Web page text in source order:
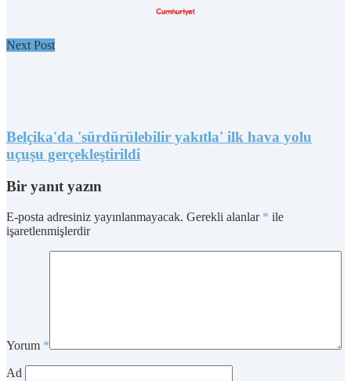
Next Post
Belçika'da 'sürdürülebilir yakıtla' ilk hava yolu
uçuşu gerçekleştirildi
Bir yanıt yazın
E-posta adresiniz yayınlanmayacak. Gerekli alanlar * ile
işaretlenmişlerdir
Yorum *
Ad